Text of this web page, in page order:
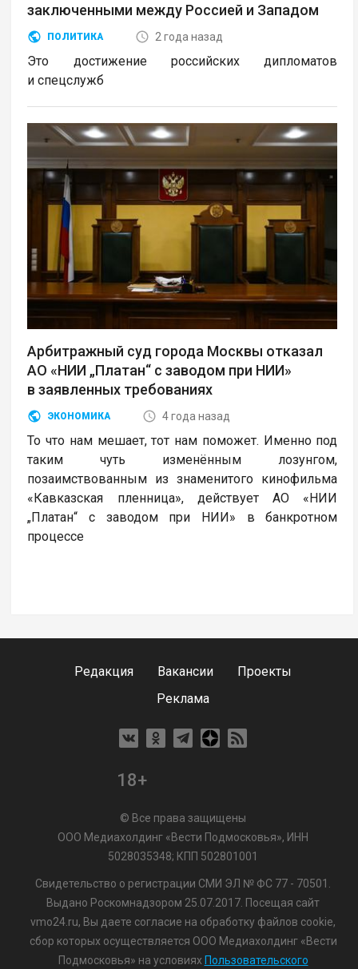
заключенными между Россией и Западом
ПОЛИТИКА 2 года назад
Это достижение российских дипломатов
и спецслужб
Арбитражный суд города Москвы отказал
АО «НИИ „Платан“ с заводом при НИИ»
в заявленных требованиях
ЭКОНОМИКА 4 года назад
То что нам мешает, тот нам поможет. Именно под
таким чуть изменённым лозунгом,
позаимствованным из знаменитого кинофильма
«Кавказская пленница», действует АО «НИИ
„Платан“ с заводом при НИИ» в банкротном
процессе
Редакция Вакансии
Проекты
Реклама
18+
© Все права защищены
ООО Медиахолдинг «Вести Подмосковья», ИНН
5028035348; КПП 502801001
Свидетельство о регистрации СМИ ЭЛ № ФС 77 - 70501.
Выдано Роскомнадзором 25.07.2017. Посещая сайт
vmo24.ru, Вы даете согласие на обработку файлов cookie,
сбор которых осуществляется ООО Медиахолдинг «Вести
Подмосковья» на условиях Пользовательского